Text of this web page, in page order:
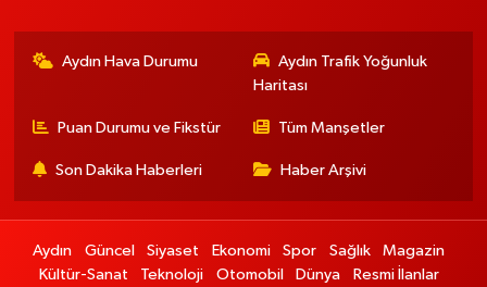
Aydın Hava Durumu
Aydın Trafik Yoğunluk
Haritası
Puan Durumu ve Fikstür Tüm Manşetler
Son Dakika Haberleri Haber Arşivi
Aydın Güncel Siyaset Ekonomi Spor Sağlık
Magazin
Kültür-Sanat
Teknoloji Otomobil Dünya Resmi İlanlar